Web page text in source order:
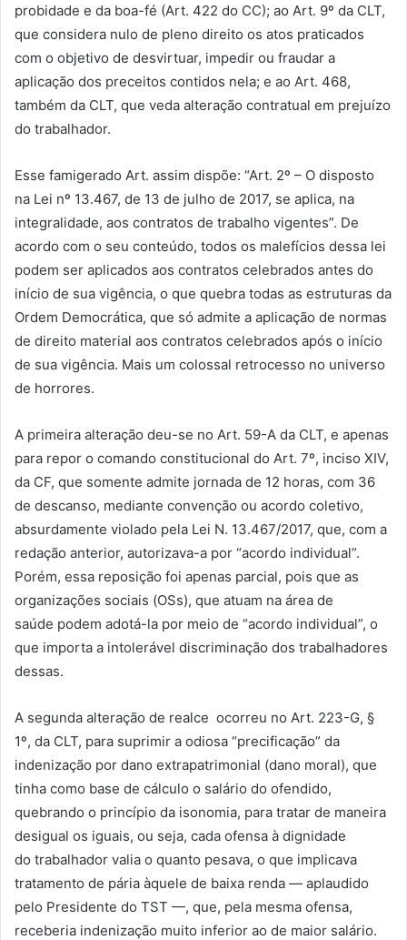
probidade e da boa-fé (Art. 422 do CC); ao Art. 9º da CLT,
que considera nulo de pleno direito os atos praticados
com o objetivo de desvirtuar, impedir ou fraudar a
aplicação dos preceitos contidos nela; e ao Art. 468,
também da CLT, que veda alteração contratual em prejuízo
do trabalhador.
Esse famigerado Art. assim dispõe: “Art. 2º – O disposto
na Lei nº 13.467, de 13 de julho de 2017, se aplica, na
integralidade, aos contratos de trabalho vigentes”. De
acordo com o seu conteúdo, todos os malefícios dessa lei
podem ser aplicados aos contratos celebrados antes do
início de sua vigência, o que quebra todas as estruturas da
Ordem Democrática, que só admite a aplicação de normas
de direito material aos contratos celebrados após o início
de sua vigência. Mais um colossal retrocesso no universo
de horrores.
A primeira alteração deu-se no Art. 59-A da CLT, e apenas
para repor o comando constitucional do Art. 7º, inciso XIV,
da CF, que somente admite jornada de 12 horas, com 36
de descanso, mediante convenção ou acordo coletivo,
absurdamente violado pela Lei N. 13.467/2017, que, com a
redação anterior, autorizava-a por “acordo individual”.
Porém, essa reposição foi apenas parcial, pois que as
organizações sociais (OSs), que atuam na área de
saúde podem adotá-la por meio de “acordo individual”, o
que importa a intolerável discriminação dos trabalhadores
dessas.
A segunda alteração de realce ocorreu no Art. 223-G, §
1º, da CLT, para suprimir a odiosa “precificação” da
indenização por dano extrapatrimonial (dano moral), que
tinha como base de cálculo o salário do ofendido,
quebrando o princípio da isonomia, para tratar de maneira
desigual os iguais, ou seja, cada ofensa à dignidade
do trabalhador valia o quanto pesava, o que implicava
tratamento de pária àquele de baixa renda — aplaudido
pelo Presidente do TST —, que, pela mesma ofensa,
receberia indenização muito inferior ao de maior salário.